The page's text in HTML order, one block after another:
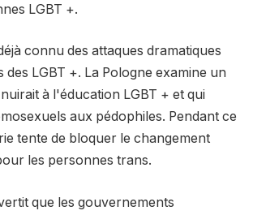
LGBT +.
connu des attaques dramatiques
LGBT +. La Pologne examine un
à l'éducation LGBT + et qui
aux pédophiles. Pendant ce
tente de bloquer le changement
les personnes trans.
que les gouvernements